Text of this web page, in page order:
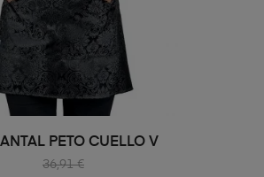
PETO CUELLO V
36,91 €